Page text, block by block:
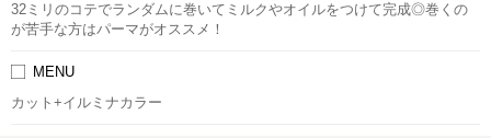
32ミリのコテでランダムに巻いてミルクやオイルをつけて完成◎巻くの
が苦手な方はパーマがオススメ！
MENU
カット+イルミナカラー